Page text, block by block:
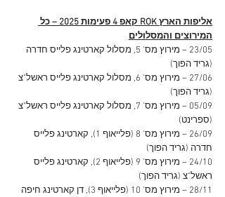
אליפות הארץ ROK קאפ 4 פעימות 2025 – כל
המירוצים והמסלולים
23/05 – מירוץ מס' 5, מסלול קארטינג פלייס חדרה
(גריד הפוך)
27/06 – מירוץ מס' 6, מסלול קארטינג פלייס ראשל"צ
(גריד הפוך)
05/09 – מירוץ מס' 7, מסלול קארטינג פלייס ראשל"צ
(ספרינט)
26/09 – מירוץ מס' 8 (פלייאוף 1), קארטינג פלייס
חדרה (גריד הפוך)
24/10 – מירוץ מס' 9 (פלייאוף 2), קארטינג פלייס
ראשל"צ (גריד הפוך)
28/11 – מירוץ מס' 10 (פלייאוף 3), דן קארטינג חיפה